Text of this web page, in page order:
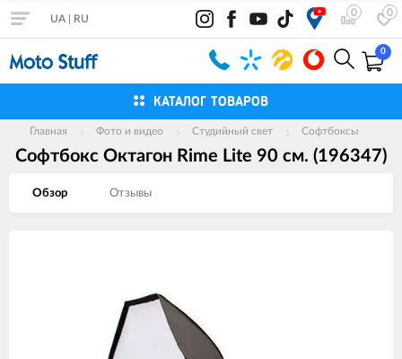
0 0
UA RU
0
КАТАЛОГ ТОВАРОВ
Главная Фото и видео Студийный свет Софтбоксы
Софтбокс Октагон Rime Lite 90 см. (196347)
Обзор Отзывы